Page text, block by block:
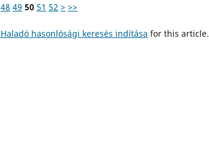
48 49 50 51 52 > >>
Haladó hasonlósági keresés indítása for this article.